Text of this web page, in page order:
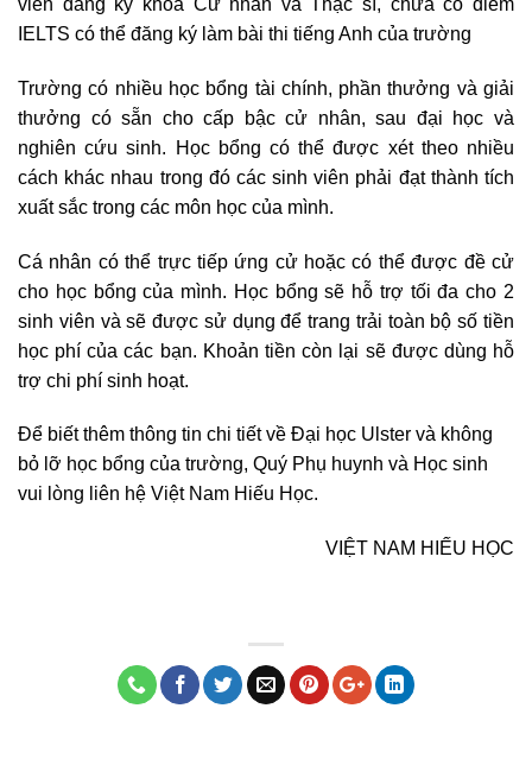
viên đăng ký khóa Cử nhân và Thạc sĩ, chưa có điểm
IELTS có thể đăng ký làm bài thi tiếng Anh của trường
Trường có nhiều học bổng tài chính, phần thưởng và giải
thưởng có sẵn cho cấp bậc cử nhân, sau đại học và
nghiên cứu sinh. Học bổng có thể được xét theo nhiều
cách khác nhau trong đó các sinh viên phải đạt thành tích
xuất sắc trong các môn học của mình.
Cá nhân có thể trực tiếp ứng cử hoặc có thể được đề cử
cho học bổng của mình. Học bổng sẽ hỗ trợ tối đa cho 2
sinh viên và sẽ được sử dụng để trang trải toàn bộ số tiền
học phí của các bạn. Khoản tiền còn lại sẽ được dùng hỗ
trợ chi phí sinh hoạt.
Để biết thêm thông tin chi tiết về Đại học Ulster và không
bỏ lỡ học bổng của trường, Quý Phụ huynh và Học sinh
vui lòng liên hệ Việt Nam Hiếu Học.
VIỆT NAM HIẾU HỌC